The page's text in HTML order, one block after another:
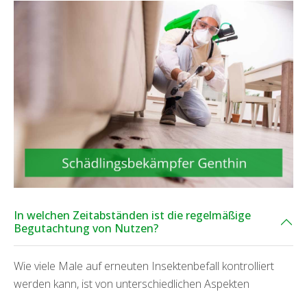
In welchen Zeitabständen ist die regelmäßige
Begutachtung von Nutzen?
Wie viele Male auf erneuten Insektenbefall kontrolliert
werden kann, ist von unterschiedlichen Aspekten